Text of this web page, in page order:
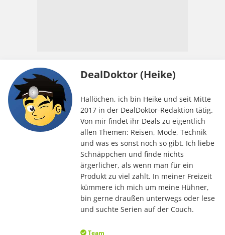
DealDoktor (Heike)
Hallöchen, ich bin Heike und seit Mitte
2017 in der DealDoktor-Redaktion tätig.
Von mir findet ihr Deals zu eigentlich
allen Themen: Reisen, Mode, Technik
und was es sonst noch so gibt. Ich liebe
Schnäppchen und finde nichts
ärgerlicher, als wenn man für ein
Produkt zu viel zahlt. In meiner Freizeit
kümmere ich mich um meine Hühner,
bin gerne draußen unterwegs oder lese
und suchte Serien auf der Couch.
Team